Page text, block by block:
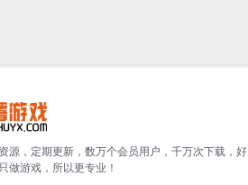
源，定期更新，数万个会员用户，千万次下载，好
做游戏，所以更专业！